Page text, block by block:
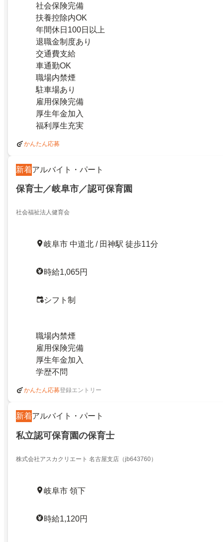
社会保険完備
扶養控除内OK
年間休日100日以上
退職金制度あり
交通費支給
車通勤OK
職場内禁煙
駐車場あり
雇用保険完備
厚生年金加入
福利厚生充実
かんたん応募
新着アルバイト・パート
保育士／岐阜市／認可保育園
社会福祉法人健育会
岐阜市 中道北 / 田神駅 徒歩11分
時給1,065円
シフト制
職場内禁煙
雇用保険完備
厚生年金加入
学歴不問
かんたん応募登録エントリー
新着アルバイト・パート
私立認可保育園の保育士
株式会社アスカクリエート 名古屋支店（jb643760）
岐阜市 領下
時給1,120円